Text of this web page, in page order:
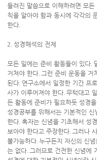
들려진 말씀으로 이해하려면 모
칙을 알아야 함과 동시에 각각의
한다.
2. 성경해석의 전제
모든 일에는 준비 활동들이 있다.
거쳐야 한다. 그런 준비 운동을 거
된다. 연구소에서 일정한 기간 프
사가 이루어져야 한다. 무턱대고
든 활동에 준비가 필요하듯 성경
성경공부를 위해서는 기본적인
한다. 혹자는 신념을 기초해서 성
보아야 한다고 주장한다. 그러나
불가능하다. 누구든지 자신의 신
는 없다. 그러므로 건전한 신념에